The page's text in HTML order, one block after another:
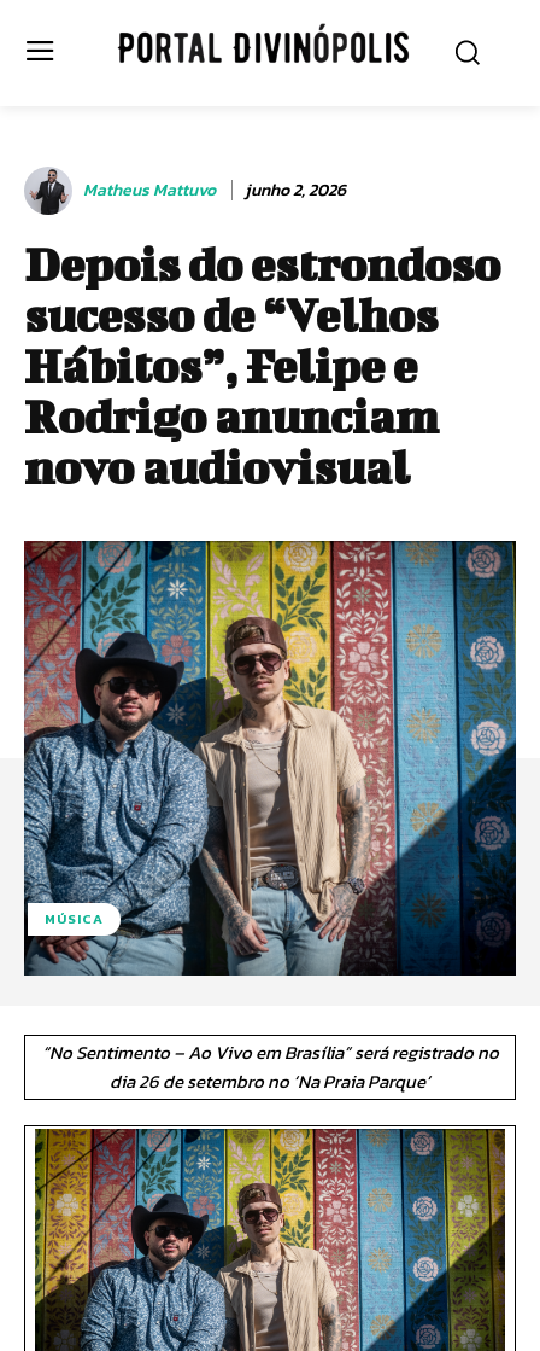
Matheus Mattuvo junho 2, 2026
Depois do estrondoso
sucesso de “Velhos
Hábitos”, Felipe e
Rodrigo anunciam
novo audiovisual
MÚSICA
“No Sentimento – Ao Vivo em Brasília” será registrado no
dia 26 de setembro no ‘Na Praia Parque’